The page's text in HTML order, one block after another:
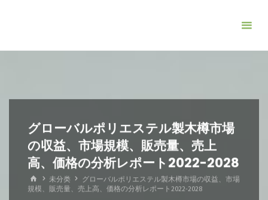
グローバルポリエステル製木樽市場
の収益、市場規模、販売量、売上
高、価格の分析レポート2022-2028
ホ
ー
未分类
グローバルポリエステル製木樽市場の収益、市場
規模、販売量、売上高、価格の分析レポート2022-2028